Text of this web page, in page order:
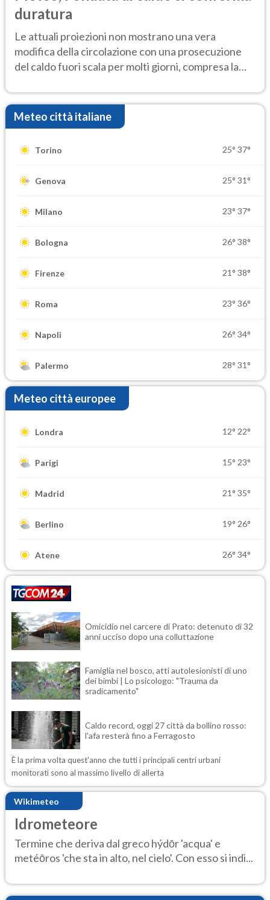
duratura
Le attuali proiezioni non mostrano una vera
modifica della circolazione con una prosecuzione
del caldo fuori scala per molti giorni, compresa la
Meteo città italiane
Torino 25° 37°
Genova 25° 31°
Milano 23° 37°
Bologna 26° 38°
Firenze 21° 38°
Roma 23° 36°
Napoli 26° 34°
Palermo 28° 31°
Meteo città europee
Londra 12° 22°
Parigi 15° 23°
Madrid 21° 35°
Berlino 19° 26°
Atene 26° 34°
Omicidio nel carcere di Prato: detenuto di 32
anni ucciso dopo una colluttazione
Famiglia nel bosco, atti autolesionisti di uno
dei bimbi | Lo psicologo: "Trauma da
sradicamento"
Caldo record, oggi 27 città da bollino rosso:
l'afa resterà fino a Ferragosto
È la prima volta quest'anno che tutti i principali centri urbani
monitorati sono al massimo livello di allerta
Wikimeteo
Idrometeore
Termine che deriva dal greco hýdōr 'acqua' e
metéōros 'che sta in alto, nel cielo'. Con esso si indi...